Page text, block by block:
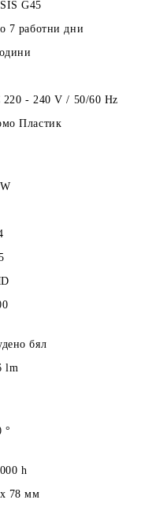
G45
7 работнидни
220 - 240 V / 50/60 Hz
Пластик
W
бял
lm
°
h
78мм